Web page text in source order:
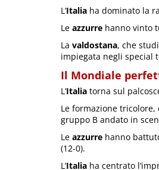
L’Italia ha dominato la
Le azzurre hanno vinto
La valdostana, che
impiegata negli special
Il Mondiale
L’Italia torna sul
Le formazione tricolore,
gruppo B andato in
Le azzurre hanno
(12-0).
L’Italia ha centrato